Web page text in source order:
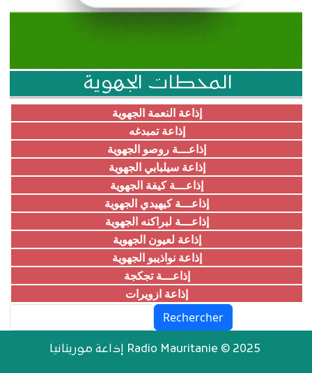
المحطات الجهوية
إذاعة النعمة الجهوية
إذاعة تمبدغه
إذاعـــة روصو الجهوية
إذاعة سيلبابي الجهوية
إذاعـــة كيفة الجهوية
إذاعـــة كيهيدي الجهوية
إذاعـــة لبراكنه الجهوية
إذاعة لعيون الجهوية
إذاعة نواذيبو الجهوية
إذاعـــة تجكجة
إذاعة ازويرات
إذاعة موريتانيا Radio Mauritanie © 2025